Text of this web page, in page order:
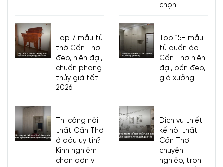
chọn
Top 7 mẫu tủ
thờ Cần Thơ
đẹp, hiện đại,
chuẩn phong
thủy giá tốt
2026
Top 15+ mẫu
tủ quần áo
Cần Thơ hiện
đại, bền đẹp,
giá xưởng
Thi công nội
thất Cần Thơ
ở đâu uy tín?
Kinh nghiệm
chọn đơn vị
Dịch vụ thiết
kế nội thất
Cần Thơ
chuyên
nghiệp, trọn